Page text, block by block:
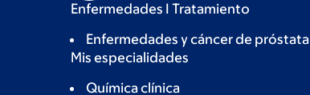
Enfermedades I Tratamiento
Enfermedades y cáncer de próstata
Mis especialidades
Química clínica